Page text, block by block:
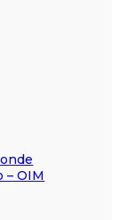
– OIM